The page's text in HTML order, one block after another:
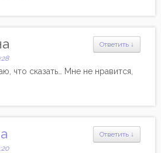
Ответить ↓
что сказать… Мне не нравится,
Ответить ↓